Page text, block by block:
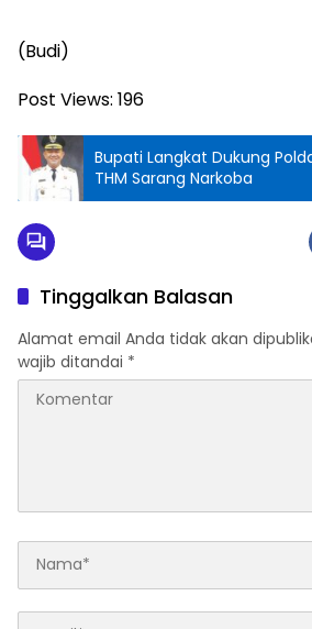
(Budi)
Post Views: 196
Bupati Langkat Dukung
THM Sarang Narkoba
Tinggalkan Balasan
Alamat email Anda tidak akan
wajib ditandai *